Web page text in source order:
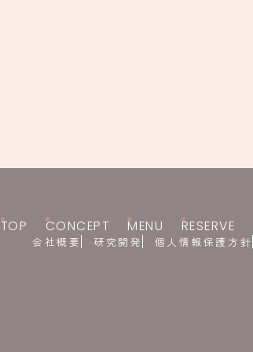
TOP CONCEPT MENU RESERVE
会社概要 研究開発 個人情報保護方針